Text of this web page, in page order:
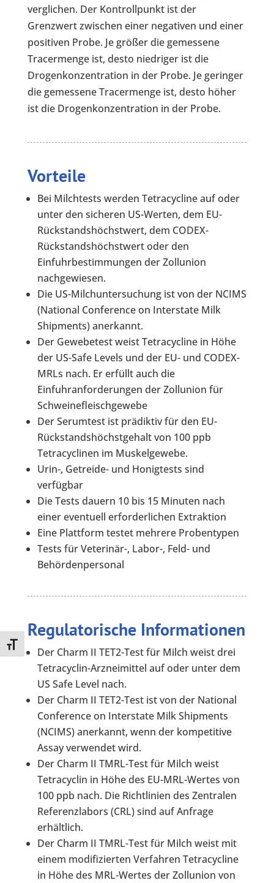
Toggle Font size
verglichen. Der Kontrollpunkt ist der
Grenzwert zwischen einer negativen und einer
positiven Probe. Je größer die gemessene
Tracermenge ist, desto niedriger ist die
Drogenkonzentration in der Probe. Je geringer
die gemessene Tracermenge ist, desto höher
ist die Drogenkonzentration in der Probe.
Vorteile
Bei Milchtests werden Tetracycline auf oder
unter den sicheren US-Werten, dem EU-
Rückstandshöchstwert, dem CODEX-
Rückstandshöchstwert oder den
Einfuhrbestimmungen der Zollunion
nachgewiesen.
Die US-Milchuntersuchung ist von der NCIMS
(National Conference on Interstate Milk
Shipments) anerkannt.
Der Gewebetest weist Tetracycline in Höhe
der US-Safe Levels und der EU- und CODEX-
MRLs nach. Er erfüllt auch die
Einfuhranforderungen der Zollunion für
Schweinefleischgewebe
Der Serumtest ist prädiktiv für den EU-
Rückstandshöchstgehalt von 100 ppb
Tetracyclinen im Muskelgewebe.
Urin-, Getreide- und Honigtests sind
verfügbar
Die Tests dauern 10 bis 15 Minuten nach
einer eventuell erforderlichen Extraktion
Eine Plattform testet mehrere Probentypen
Tests für Veterinär-, Labor-, Feld- und
Behördenpersonal
Regulatorische Informationen
Der Charm II TET2-Test für Milch weist drei
Tetracyclin-Arzneimittel auf oder unter dem
US Safe Level nach.
Der Charm II TET2-Test ist von der National
Conference on Interstate Milk Shipments
(NCIMS) anerkannt, wenn der kompetitive
Assay verwendet wird.
Der Charm II TMRL-Test für Milch weist
Tetracyclin in Höhe des EU-MRL-Wertes von
100 ppb nach. Die Richtlinien des Zentralen
Referenzlabors (CRL) sind auf Anfrage
erhältlich.
Der Charm II TMRL-Test für Milch weist mit
einem modifizierten Verfahren Tetracycline
in Höhe des MRL-Wertes der Zollunion von